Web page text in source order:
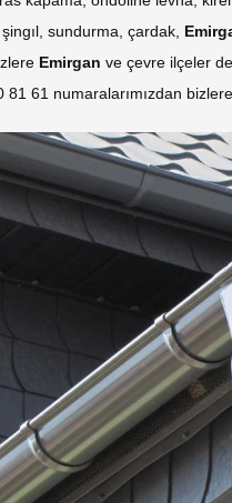
sundurma, çardak,
Emirgan ve çevre ilçeler
61 numaralarımızdan